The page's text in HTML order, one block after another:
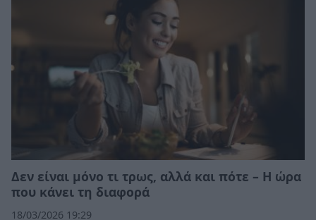
Δεν είναι μόνο τι τρως, αλλά και πότε – Η ώρα
που κάνει τη διαφορά
18/03/2026 19:29